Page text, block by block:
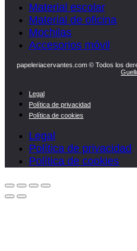
Material escolar
Material de oficina
Mochilas
Accesorios móvil
papeleriacervantes.com © Todos los
Legal
Política de privacidad
Política de cookies
Legal
Política de privacidad
Política de cookies